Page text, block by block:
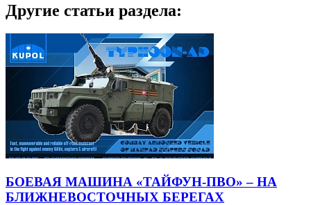
Другие статьи раздела:
БОЕВАЯ МАШИНА «ТАЙФУН-ПВО» – НА
БЛИЖНЕВОСТОЧНЫХ БЕРЕГАХ